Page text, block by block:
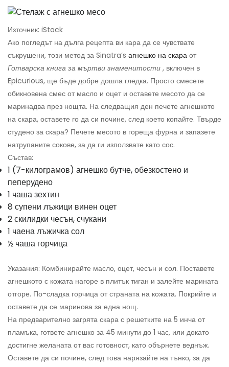
Източник: iStock
Ако погледът на дълга рецепта ви кара да се чувствате
съкрушени, този метод за Sinatra’s агнешко на скара от
Готварска книга за мъртви знаменитости , включен в
Epicurious, ще бъде добре дошла гледка. Просто смесете
обикновена смес от масло и оцет и оставете месото да се
маринадва през нощта. На следващия ден печете агнешкото
на скара, оставете го да си почине, след което копайте. Твърде
студено за скара? Печете месото в гореща фурна и запазете
натрупаните сокове, за да ги използвате като сос.
Състав:
1 (7-килограмов) агнешко бутче, обезкостено и
пеперудено
1 чаша зехтин
8 супени лъжици винен оцет
2 скилидки чесън, счукани
1 чаена лъжичка сол
½ чаша горчица
Указания: Комбинирайте масло, оцет, чесън и сол. Поставете
агнешкото с кожата нагоре в плитък тиган и залейте марината
отгоре. По-сладка горчица от страната на кожата. Покрийте и
оставете да се маринова за една нощ.
На предварително загрята скара с решетките на 5 инча от
пламъка, гответе агнешко за 45 минути до 1 час, или докато
достигне желаната от вас готовност, като обърнете веднъж.
Оставете да си почине, след това нарязайте на тънко, за да